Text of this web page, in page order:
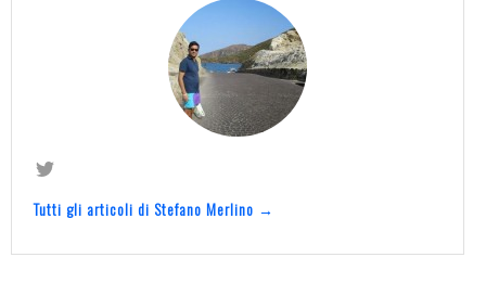
Tutti gli articoli di Stefano Merlino →